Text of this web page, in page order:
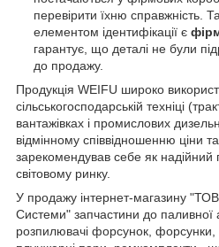
перевірити їхню справжність.
елементом ідентифікації є
гарантує, що деталі не були
до продажу.
Продукція WEIFU широко
сільськогосподарській техніці
вантажівках і промислових
відмінному співвідношенню ціни
зарекомендував себе як надійний
світовому ринку.
У продажу інтернет-магазину
Системи" запчастини до паливної
розпилювачі форсунок,